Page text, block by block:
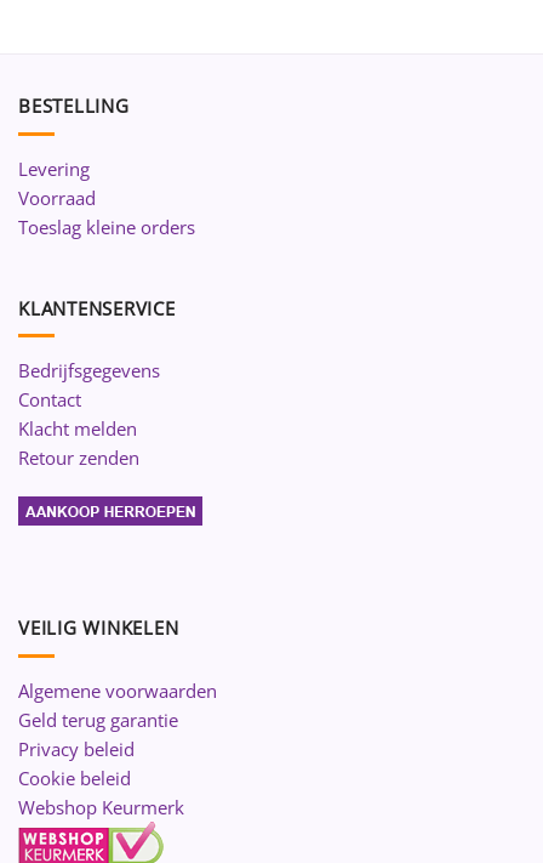
BESTELLING
Levering
Voorraad
Toeslag kleine orders
KLANTENSERVICE
Bedrijfsgegevens
Contact
Klacht melden
Retour zenden
VEILIG WINKELEN
Algemene voorwaarden
Geld terug garantie
Privacy beleid
Cookie beleid
Webshop Keurmerk